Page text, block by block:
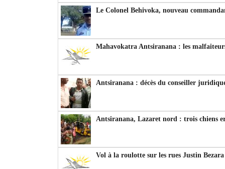
Le Colonel Behivoka, nouveau
Mahavokatra Antsiranana : les
Antsiranana : décès du conseiller
Antsiranana, Lazaret nord : trois chiens
Vol à la roulotte sur les rues Justin